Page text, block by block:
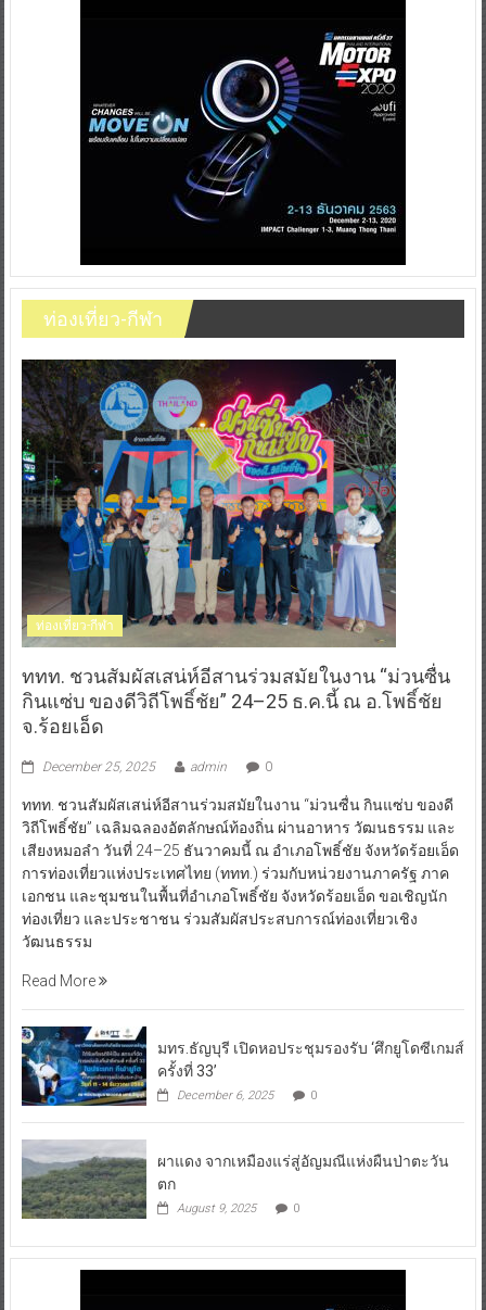
ท่องเที่ยว-กีฬา
ท่องเที่ยว-กีฬา
ททท. ชวนสัมผัสเสน่ห์อีสานร่วมสมัยในงาน “ม่วนซื่น
กินแซ่บ ของดีวิถีโพธิ์ชัย” 24–25 ธ.ค.นี้ ณ อ.โพธิ์ชัย
จ.ร้อยเอ็ด
December 25, 2025 admin 0
ททท. ชวนสัมผัสเสน่ห์อีสานร่วมสมัยในงาน “ม่วนซื่น กินแซ่บ ของดี
วิถีโพธิ์ชัย” เฉลิมฉลองอัตลักษณ์ท้องถิ่น ผ่านอาหาร วัฒนธรรม และ
เสียงหมอลำ วันที่ 24–25 ธันวาคมนี้ ณ อำเภอโพธิ์ชัย จังหวัดร้อยเอ็ด
การท่องเที่ยวแห่งประเทศไทย (ททท.) ร่วมกับหน่วยงานภาครัฐ ภาค
เอกชน และชุมชนในพื้นที่อำเภอโพธิ์ชัย จังหวัดร้อยเอ็ด ขอเชิญนัก
ท่องเที่ยว และประชาชน ร่วมสัมผัสประสบการณ์ท่องเที่ยวเชิง
วัฒนธรรม
Read More
มทร.ธัญบุรี เปิดหอประชุมรองรับ ‘ศึกยูโดซีเกมส์
ครั้งที่ 33’
December 6, 2025 0
ผาแดง จากเหมืองแร่สู่อัญมณีแห่งผืนป่าตะวัน
ตก
August 9, 2025 0